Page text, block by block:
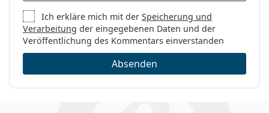
Ich erkläre mich mit derSpeicherung und
Verarbeitung der eingegebenen Daten und der
Veröffentlichung des Kommentars einverstanden
Absenden